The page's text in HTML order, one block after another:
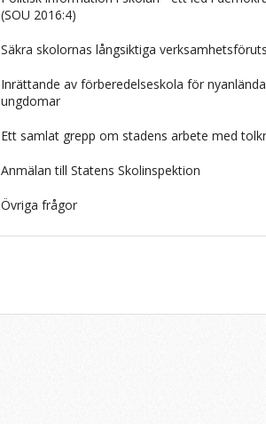
(SOU 2016:4)
Säkra skolornas långsiktiga
Inrättande av förberedelseskola för
ungdomar
Ett samlat grepp om stadens arbete med
Anmälan till Statens Skolinspektion
Övriga frågor